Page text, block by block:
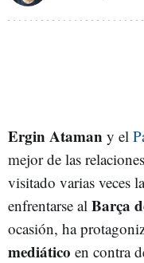
Ergin Ataman y el
mejor de las
visitado varias veces
enfrentarse al Barça
ocasión, ha
mediático en contra